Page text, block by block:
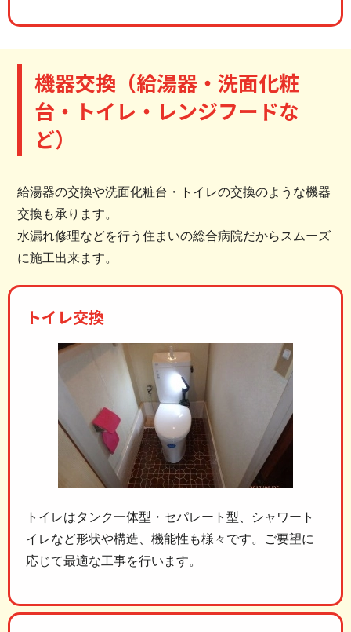
機器交換（給湯器・洗面化粧
台・トイレ・レンジフードな
ど）
給湯器の交換や洗面化粧台・トイレの交換のような機器
交換も承ります。
水漏れ修理などを行う住まいの総合病院だからスムーズ
に施工出来ます。
トイレ交換
トイレはタンク一体型・セパレート型、シャワート
イレなど形状や構造、機能性も様々です。ご要望に
応じて最適な工事を行います。